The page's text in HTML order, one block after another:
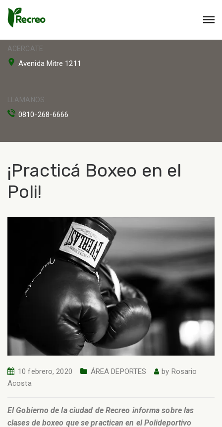
ACERCATE
Avenida Mitre 1211
LLAMANOS
0810-268-6666
¡Practicá Boxeo en el
Poli!
10 febrero, 2020 ÁREA DEPORTES by Rosario
Acosta
El Gobierno de la ciudad de Recreo informa sobre las
clases de boxeo que se practican en el Polideportivo